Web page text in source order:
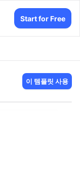
Start for Free
이 템플릿 사용